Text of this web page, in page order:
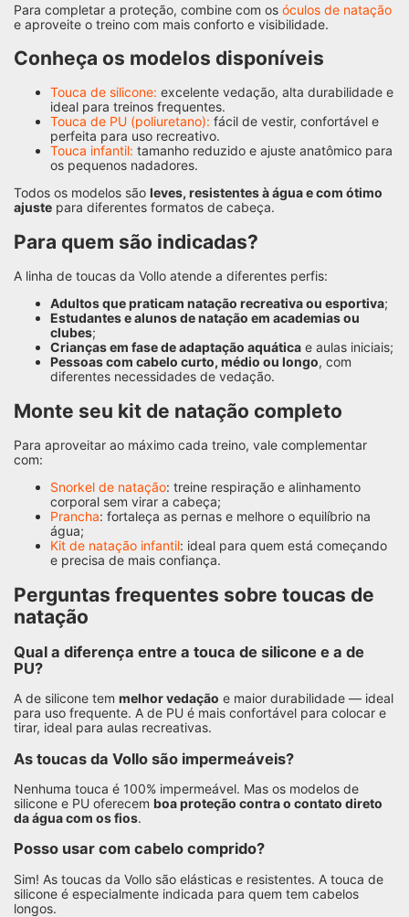
Para completar a proteção, combine com os óculos de natação
e aproveite o treino com mais conforto e visibilidade.
Conheça os modelos disponíveis
Touca de silicone: excelente vedação, alta durabilidade e
ideal para treinos frequentes.
Touca de PU (poliuretano): fácil de vestir, confortável e
perfeita para uso recreativo.
Touca infantil: tamanho reduzido e ajuste anatômico para
os pequenos nadadores.
Todos os modelos são leves, resistentes à água e com ótimo
ajuste para diferentes formatos de cabeça.
Para quem são indicadas?
A linha de toucas da Vollo atende a diferentes perfis:
Adultos que praticam natação recreativa ou esportiva;
Estudantes e alunos de natação em academias ou
clubes;
Crianças em fase de adaptação aquática e aulas iniciais;
Pessoas com cabelo curto, médio ou longo, com
diferentes necessidades de vedação.
Monte seu kit de natação completo
Para aproveitar ao máximo cada treino, vale complementar
com:
Snorkel de natação: treine respiração e alinhamento
corporal sem virar a cabeça;
Prancha: fortaleça as pernas e melhore o equilíbrio na
água;
Kit de natação infantil: ideal para quem está começando
e precisa de mais confiança.
Perguntas frequentes sobre toucas de
natação
Qual a diferença entre a touca de silicone e a de
PU?
A de silicone tem melhor vedação e maior durabilidade — ideal
para uso frequente. A de PU é mais confortável para colocar e
tirar, ideal para aulas recreativas.
As toucas da Vollo são impermeáveis?
Nenhuma touca é 100% impermeável. Mas os modelos de
silicone e PU oferecem boa proteção contra o contato direto
da água com os fios.
Posso usar com cabelo comprido?
Sim! As toucas da Vollo são elásticas e resistentes. A touca de
silicone é especialmente indicada para quem tem cabelos
longos.